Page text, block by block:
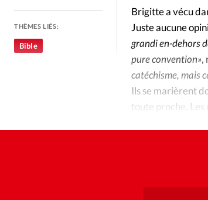
Génération réveil
Publireportage
Tour du
Vécu
THÈMES LIÉS:
Bible
Brigitte a vécu
Juste aucune
grandi en-dehors
pure convention»,
catéchisme, mais
Ils se marièrent
toute proche.